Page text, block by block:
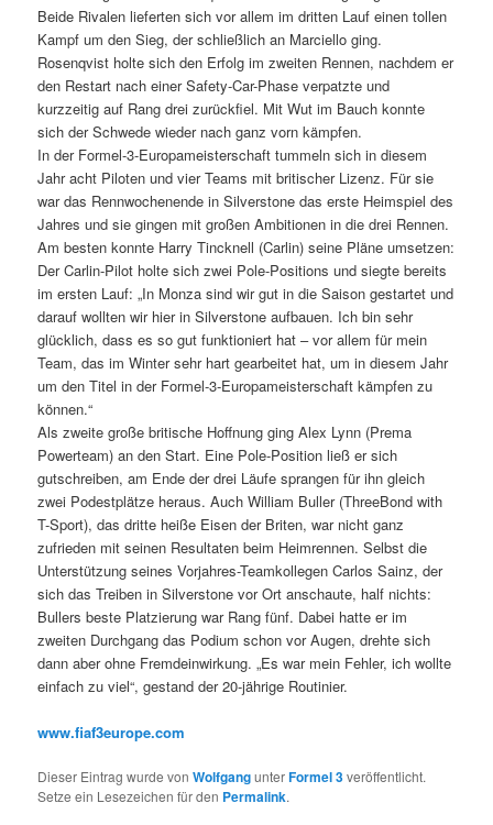
Beide Rivalen lieferten sich vor allem im dritten Lauf einen tollen
Kampf um den Sieg, der schließlich an Marciello ging.
Rosenqvist holte sich den Erfolg im zweiten Rennen, nachdem er
den Restart nach einer Safety-Car-Phase verpatzte und
kurzzeitig auf Rang drei zurückfiel. Mit Wut im Bauch konnte
sich der Schwede wieder nach ganz vorn kämpfen.
In der Formel-3-Europameisterschaft tummeln sich in diesem
Jahr acht Piloten und vier Teams mit britischer Lizenz. Für sie
war das Rennwochenende in Silverstone das erste Heimspiel des
Jahres und sie gingen mit großen Ambitionen in die drei Rennen.
Am besten konnte Harry Tincknell (Carlin) seine Pläne umsetzen:
Der Carlin-Pilot holte sich zwei Pole-Positions und siegte bereits
im ersten Lauf: „In Monza sind wir gut in die Saison gestartet und
darauf wollten wir hier in Silverstone aufbauen. Ich bin sehr
glücklich, dass es so gut funktioniert hat – vor allem für mein
Team, das im Winter sehr hart gearbeitet hat, um in diesem Jahr
um den Titel in der Formel-3-Europameisterschaft kämpfen zu
können.“
Als zweite große britische Hoffnung ging Alex Lynn (Prema
Powerteam) an den Start. Eine Pole-Position ließ er sich
gutschreiben, am Ende der drei Läufe sprangen für ihn gleich
zwei Podestplätze heraus. Auch William Buller (ThreeBond with
T-Sport), das dritte heiße Eisen der Briten, war nicht ganz
zufrieden mit seinen Resultaten beim Heimrennen. Selbst die
Unterstützung seines Vorjahres-Teamkollegen Carlos Sainz, der
sich das Treiben in Silverstone vor Ort anschaute, half nichts:
Bullers beste Platzierung war Rang fünf. Dabei hatte er im
zweiten Durchgang das Podium schon vor Augen, drehte sich
dann aber ohne Fremdeinwirkung. „Es war mein Fehler, ich wollte
einfach zu viel“, gestand der 20-jährige Routinier.
www.fiaf3europe.com
Dieser Eintrag wurde vonWolfgangunterFormel 3veröffentlicht.
Setze ein Lesezeichen für den Permalink.